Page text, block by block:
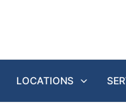
LOCATIONS